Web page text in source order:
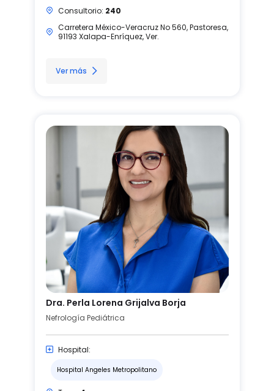
Consultorio: 240
Carretera México-Veracruz No 560, Pastoresa,
91193 Xalapa-Enríquez, Ver.
Ver más
Dra. Perla Lorena Grijalva Borja
Nefrología Pediátrica
Hospital:
Hospital Angeles Metropolitano